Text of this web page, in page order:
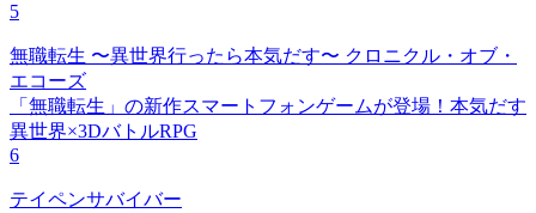
5
無職転生 〜異世界行ったら本気だす〜 クロニクル・オブ・
エコーズ
「無職転生」の新作スマートフォンゲームが登場！本気だす
異世界×3DバトルRPG
6
テイペンサバイバー